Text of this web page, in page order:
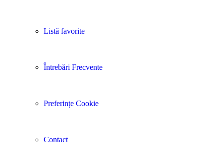
Listă favorite
Întrebări Frecvente
Preferințe Cookie
Contact